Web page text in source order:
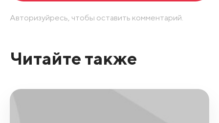
Авторизуйресь, чтобы оставить комментарий.
Читайте также